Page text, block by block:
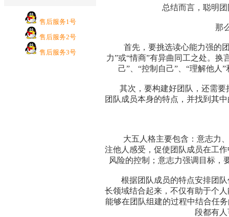
售后服务1号
售后服务2号
售后服务3号
总结而言，聪明团
那么
首先，要挑选读心能力强的团
力”或“情商”有异曲同工之处。
己”、“控制自己”、“理解他人
其次，要构建好团队，还需要把
团队成员本身的特点，并找到其
大五人格主要包含：意志力、
注他人感受，促使团队成员在工
风险的控制；意志力强调目标，
根据团队成员的特点安排团队
长领域结合起来，不仅有助于个
能够在团队组建的过程中结合任
段都有